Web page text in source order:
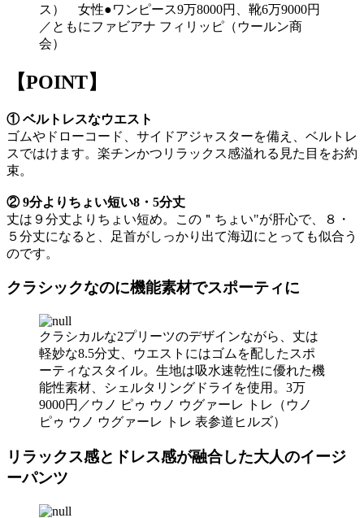
ス） 女性●ワンピース9万8000円、靴6万9000円
／ともにファビアナ フィリッピ（ウールン商
会）
【POINT】
① ベルトレスなウエスト
ゴムやドローコード、サイドアジャスターを備え、ベルトレ
スではけます。楽チンかつリラックス感溢れる見た目をお約
束。
② 9分よりちょい短い8・5分丈
丈は９分丈よりちょい短め。この＂ちょい"が肝心で、８・
５分丈になると、足首がしっかり出て海辺にとっても似合う
のです。
クラシックなのに機能素材でスポーティに
クラシカルな2プリーツのデザインながら、丈は
軽妙な8.5分丈、ウエストにはゴムを配したスポ
ーティなスタイル。生地は吸水速乾性に優れた機
能性素材、シェルタリングドライを使用。3万
9000円／ウノ ピゥ ウノ ウグァーレ トレ（ウノ
ピゥ ウノ ウグァーレ トレ 表参道ヒルズ）
リラックス感とドレス感が融合した大人のイージ
ーパンツ